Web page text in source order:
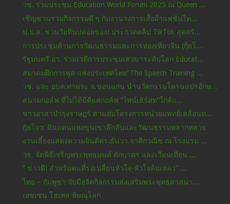
วช. ร่วมประชุม Education World Forum 2025 ณ Queen ...
เชิญชวนร่วมกิจกรรมดี ๆ กับงานวงการเสื้อผ้าแฟชั่นไท...
ป.ป.ส. ชวนวัยทีนปล่อยของ! ประกวดคลิป TikTok สุดสร้...
การประชุมด้านการวัฒนธรรมและการท่องเที่ยวจีน (กุ้ยโ...
รัฐมนตรี อว. ร่วมเวทีการประชุมเสวนาระดับโลก Educat...
สมาคมฝึกการพูด แห่งประเทศไทย"The Speech Training ...
วช. และ อบต.ท่าพระ จ.ขอนแก่น นำนวัตกรรมโดรนแปรอักษ...
สนามกอล์ฟ ที่ไม่ได้มีดีแค่กอล์ฟ “ไพน์เฮิร์สท”ใกล้แ...
ชาวอาสาบำรุงราษฎร์ สานต่อโครงการหน่วยแพทย์เคลื่อนท...
กุ้ยโจว: ดินแดนแห่งขุนเขาลึกลับและวัฒนธรรมหลากหลาย
งานเลี้ยงแสดงความยินดีดร.ธันวา จาติกวณิช ณ โรงแรม ...
วธ. จัดพิธีเจริญพระพุทธมนต์ ตักบาตร และเวียนเทียน ...
“ ข่าวดี! สำหรับคนที่รอเปลี่ยนหัวใจ-หัวใจล้มเหลว” ...
ไทย – กัมพูชา จับมือจัดกิจกรรมส่งเสริมพระพุทธศาสนา...
เอซเซน โฮเทล พิษณุโลก